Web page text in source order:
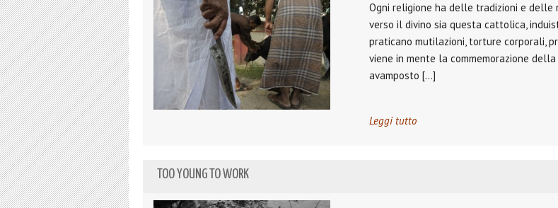
Ogni religione ha delle tradizioni e delle
verso il divino sia questa cattolica,
praticano mutilazioni, torture corporali,
viene in mente la commemorazione
avamposto […]
Leggi tutto
TOO YOUNG TO WORK